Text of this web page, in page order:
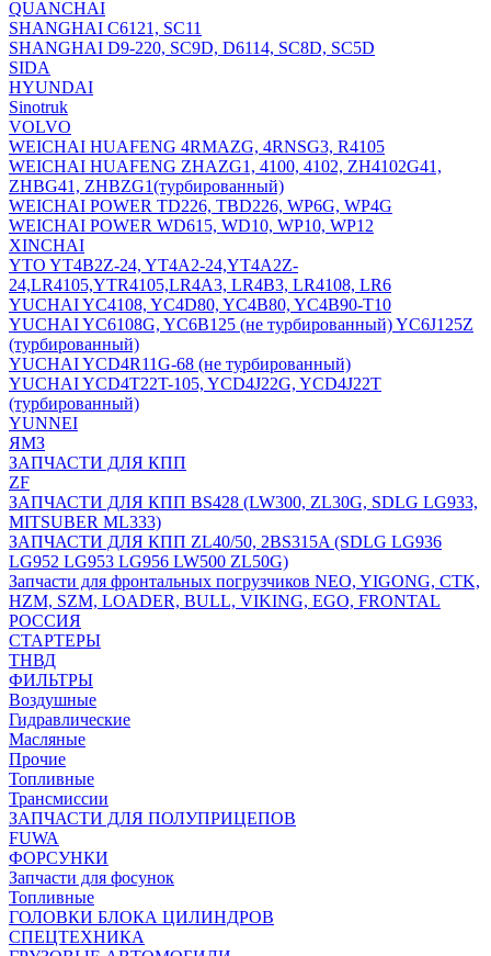
QUANCHAI
SHANGHAI C6121, SC11
SHANGHAI D9-220, SC9D, D6114, SC8D, SC5D
SIDA
HYUNDAI
Sinotruk
VOLVO
WEICHAI HUAFENG 4RMAZG, 4RNSG3, R4105
WEICHAI HUAFENG ZHAZG1, 4100, 4102, ZH4102G41,
ZHBG41, ZHBZG1(турбированный)
WEICHAI POWER TD226, TBD226, WP6G, WP4G
WEICHAI POWER WD615, WD10, WP10, WP12
XINCHAI
YTO YT4B2Z-24, YT4A2-24,YT4A2Z-
24,LR4105,YTR4105,LR4A3, LR4B3, LR4108, LR6
YUCHAI YC4108, YC4D80, YC4B80, YC4B90-T10
YUCHAI YC6108G, YC6B125 (не турбированный) YC6J125Z
(турбированный)
YUCHAI YCD4R11G-68 (не турбированный)
YUCHAI YCD4T22T-105, YCD4J22G, YCD4J22T
(турбированный)
YUNNEI
ЯМЗ
ЗАПЧАСТИ ДЛЯ КПП
ZF
ЗАПЧАСТИ ДЛЯ КПП BS428 (LW300, ZL30G, SDLG LG933,
MITSUBER ML333)
ЗАПЧАСТИ ДЛЯ КПП ZL40/50, 2BS315A (SDLG LG936
LG952 LG953 LG956 LW500 ZL50G)
Запчасти для фронтальных погрузчиков NEO, YIGONG, CTK,
HZM, SZM, LOADER, BULL, VIKING, EGO, FRONTAL
РОССИЯ
СТАРТЕРЫ
ТНВД
ФИЛЬТРЫ
Воздушные
Гидравлические
Масляные
Прочие
Топливные
Трансмиссии
ЗАПЧАСТИ ДЛЯ ПОЛУПРИЦЕПОВ
FUWA
ФОРСУНКИ
Запчасти для фосунок
Топливные
ГОЛОВКИ БЛОКА ЦИЛИНДРОВ
СПЕЦТЕХНИКА